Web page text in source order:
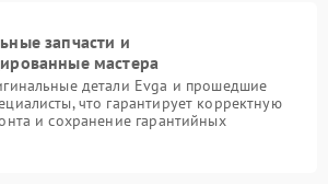
запчасти и
мастера
детали Evga и прошедшие
что гарантирует корректную
и сохранение гарантийных